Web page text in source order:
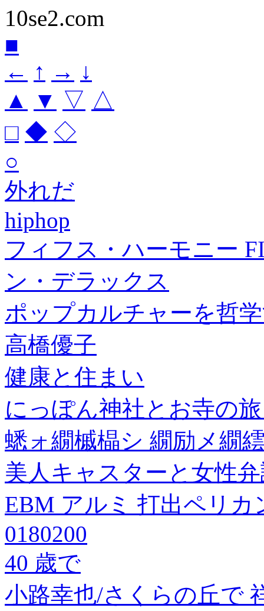
10se2.com
■
← ↑ → ↓
▲
▼ ▽ △
□ ◆ ◇
○
外れだ
hiphop
フィフス・ハーモニー
ン・デラックス
ポップカルチャーを哲
高橋優子
健康と住まい
にっぽん神社とお寺の
蟋ォ繝槭橸シ 繝励メ繝
美人キャスターと女性
EBM アルミ 打出ペリカ
0180200
40 歳で
小路幸也/さくらの丘で